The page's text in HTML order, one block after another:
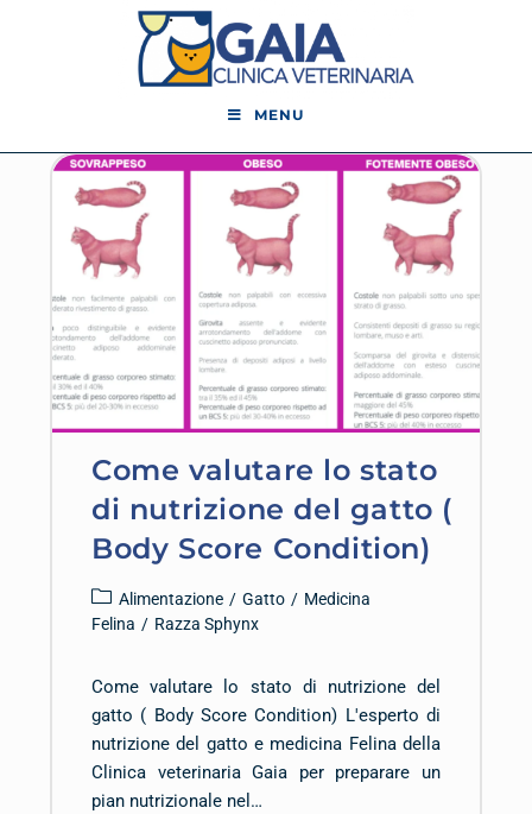
MENU
Come valutare lo stato
di nutrizione del gatto (
Body Score Condition)
Alimentazione / Gatto / Medicina
Felina / Razza Sphynx
Come valutare lo stato di nutrizione del
gatto ( Body Score Condition) L'esperto di
nutrizione del gatto e medicina Felina della
Clinica veterinaria Gaia per preparare un
pian nutrizionale nel…